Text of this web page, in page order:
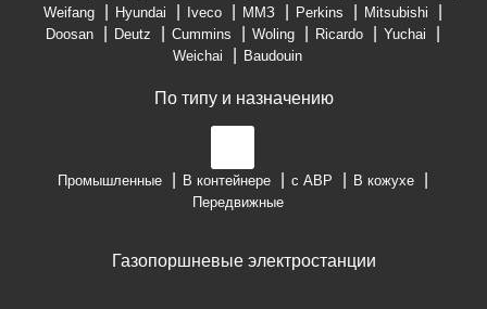
Weifang
Hyundai Iveco ММЗ Perkins
Mitsubishi
Doosan
Deutz Cummins Woling Ricardo
Yuchai
Weichai
Baudouin
По типу и назначению
Промышленные В контейнере с АВР
В кожухе
Передвижные
Газопоршневые электростанции